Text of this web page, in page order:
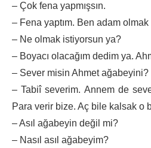
– Çok fena yapmışsın.
– Fena yaptım. Ben adam
– Ne olmak istiyorsun ya?
– Boyacı olacağım dedim ya.
– Sever misin Ahmet ağabeyini?
– Tabiî severim. Annem de
Para verir bize. Aç bile kalsak o
– Asıl ağabeyin değil mi?
– Nasıl asıl ağabeyim?